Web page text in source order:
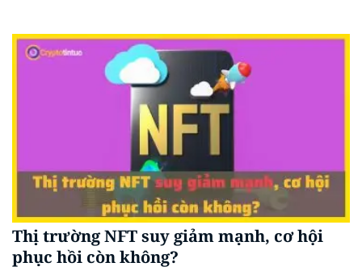
Thị trường NFT suy giảm mạnh, cơ hội
phục hồi còn không?